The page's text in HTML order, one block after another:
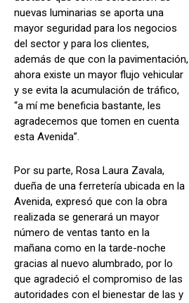
nuevas luminarias se aporta una
mayor seguridad para los negocios
del sector y para los clientes,
además de que con la pavimentación,
ahora existe un mayor flujo vehicular
y se evita la acumulación de tráfico,
“a mí me beneficia bastante, les
agradecemos que tomen en cuenta
esta Avenida”.
Por su parte, Rosa Laura Zavala,
dueña de una ferretería ubicada en la
Avenida, expresó que con la obra
realizada se generará un mayor
número de ventas tanto en la
mañana como en la tarde-noche
gracias al nuevo alumbrado, por lo
que agradeció el compromiso de las
autoridades con el bienestar de las y